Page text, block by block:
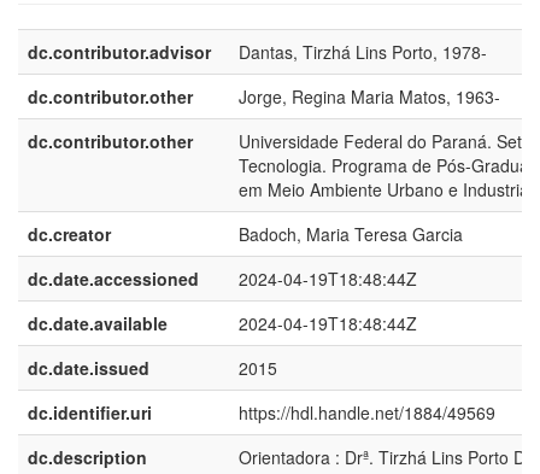
dc.contributor.advisor
Dantas, Tirzhá Lins Porto, 1978-
dc.contributor.other
Jorge, Regina Maria Matos, 1963-
dc.contributor.other
Universidade Federal do Paraná.
Tecnologia. Programa de Pós-
em Meio Ambiente Urbano e Industrial
dc.creator
Badoch, Maria Teresa Garcia
dc.date.accessioned
2024-04-19T18:48:44Z
dc.date.available
2024-04-19T18:48:44Z
dc.date.issued
2015
dc.identifier.uri
https://hdl.handle.net/1884/49569
dc.description
Orientadora : Drª. Tirzhá Lins Porto